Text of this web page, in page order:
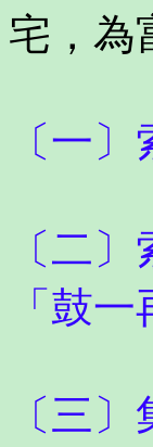
宅，為
〔一
〔二
「鼓
〔三